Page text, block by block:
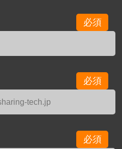
必須
必須
必須